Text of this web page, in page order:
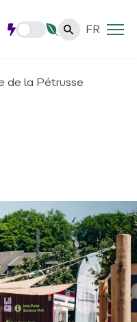
FR
de la Pétrusse